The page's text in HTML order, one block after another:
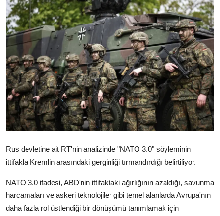
Video
Yazarlar
Arşiv
İletişim
Türkçe Kurdi
Rus devletine ait RT'nin analizinde "NATO 3.0" söyleminin
ittifakla Kremlin arasındaki gerginliği tırmandırdığı belirtiliyor.
NATO 3.0 ifadesi, ABD'nin ittifaktaki ağırlığının azaldığı, savunma
harcamaları ve askeri teknolojiler gibi temel alanlarda Avrupa'nın
daha fazla rol üstlendiği bir dönüşümü tanımlamak için